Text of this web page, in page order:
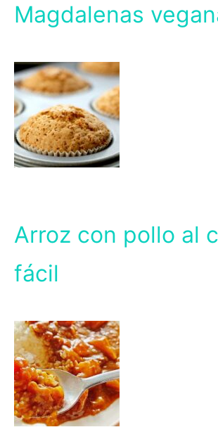
Magdalenas
Arroz con pollo al
fácil